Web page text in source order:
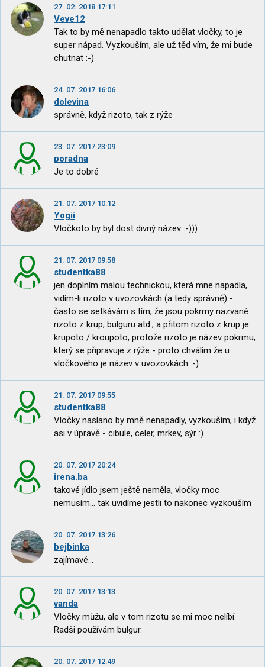
27. 02. 2018 17:11
Veve12
Tak to by mě nenapadlo takto udělat vločky, to je
super nápad. Vyzkouším, ale už těd vím, že mi bude
chutnat :-)
24. 07. 2017 16:06
dolevina
správně, když rizoto, tak z rýže
23. 07. 2017 23:09
poradna
Je to dobré
21. 07. 2017 10:12
Yogii
Vločkoto by byl dost divný název :-)))
21. 07. 2017 09:58
studentka88
jen doplním malou technickou, která mne napadla,
vidím-li rizoto v uvozovkách (a tedy správně) -
často se setkávám s tím, že jsou pokrmy nazvané
rizoto z krup, bulguru atd., a přitom rizoto z krup je
krupoto / kroupoto, protože rizoto je název pokrmu,
který se připravuje z rýže - proto chválím že u
vločkového je název v uvozovkách :-)
21. 07. 2017 09:55
studentka88
Vločky naslano by mně nenapadly, vyzkouším, i když
asi v úpravě - cibule, celer, mrkev, sýr :)
20. 07. 2017 20:24
irena.ba
takové jídlo jsem ještě neměla, vločky moc
nemusím... tak uvidíme jestli to nakonec vyzkouším
20. 07. 2017 13:26
bejbinka
zajímavé...
20. 07. 2017 13:13
vanda
Vločky můžu, ale v tom rizotu se mi moc nelíbí.
Radši používám bulgur.
20. 07. 2017 12:49